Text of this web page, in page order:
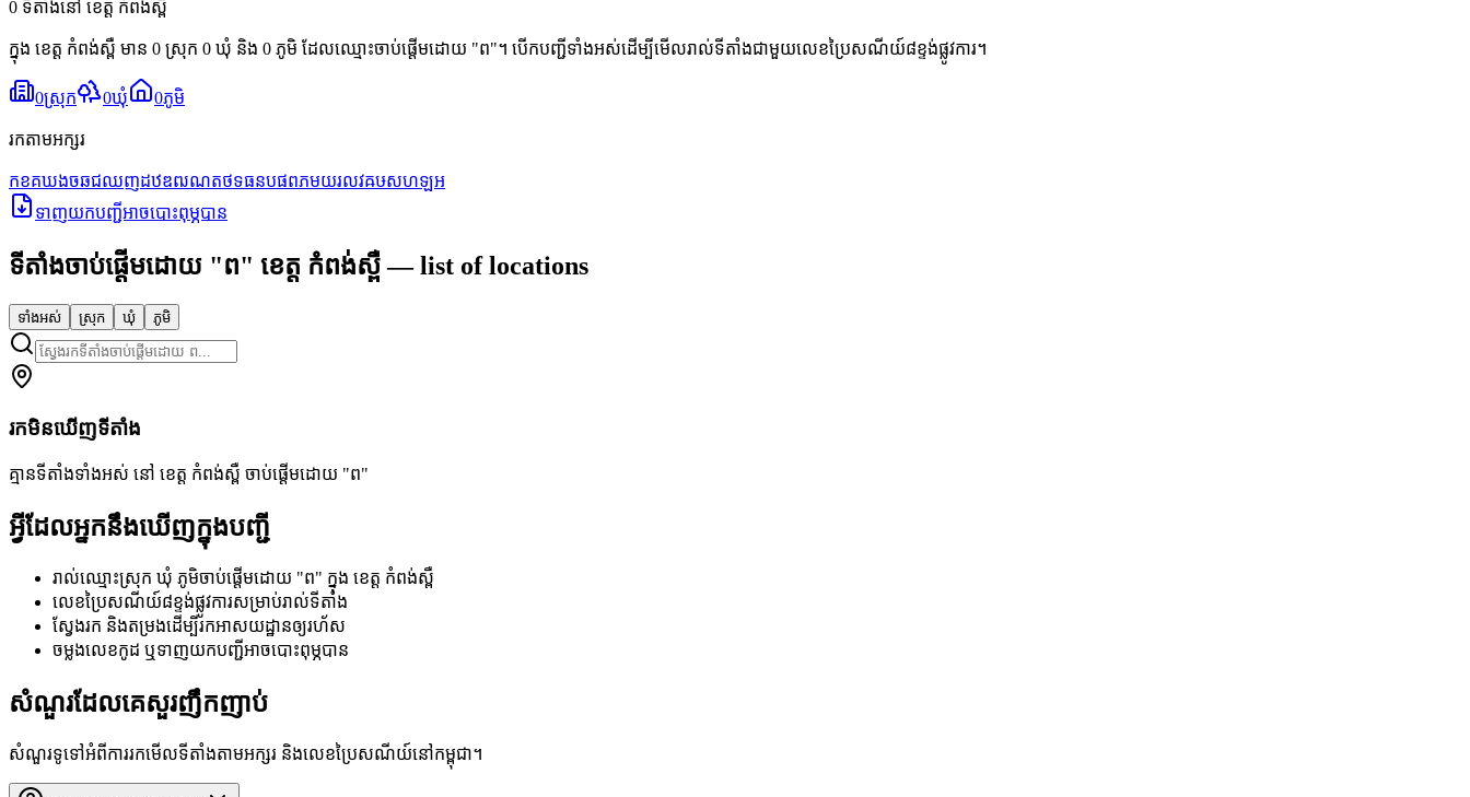
0 ទីតាំងនៅ ខេត្ត កំពង់ស្ពឺ
ក្នុង ខេត្ត កំពង់ស្ពឺ មាន 0 ស្រុក 0 ឃុំ និង 0 ភូមិ ដែលឈ្មោះចាប់ផ្តើមដោយ "ព"។ បើកបញ្ជីទាំងអស់ដើម្បីមើលរាល់ទីតាំងជាមួយលេខប្រៃសណីយ៍៨ខ្ទង់ផ្លូវការ។
0ស្រុក 0ឃុំ 0ភូមិ
រកតាមអក្សរ
កខគឃងចឆជឈញដឋឌឍណតថទធនបផពភមយរលវឝឞសហឡអ
ទាញយកបញ្ជីអាចបោះពុម្ភបាន
ទីតាំងចាប់ផ្តើមដោយ "ព" ខេត្ត កំពង់ស្ពឺ— list of locations
ទាំងអស់ ស្រុក ឃុំ ភូមិ
រកមិនឃើញទីតាំង
គ្មានទីតាំងទាំងអស់ នៅ ខេត្ត កំពង់ស្ពឺ ចាប់ផ្តើមដោយ "ព"
អ្វីដែលអ្នកនឹងឃើញក្នុងបញ្ជី
រាល់ឈ្មោះស្រុក ឃុំ ភូមិចាប់ផ្តើមដោយ "ព" ក្នុង ខេត្ត កំពង់ស្ពឺ
លេខប្រៃសណីយ៍៨ខ្ទង់ផ្លូវការសម្រាប់រាល់ទីតាំង
ស្វែងរក និងតម្រងដើម្បីរកអាសយដ្ឋានឲ្យរហ័ស
ចម្លងលេខកូដ ឬទាញយកបញ្ជីអាចបោះពុម្ភបាន
សំណួរដែលគេសួរញឹកញាប់
សំណួរទូទៅអំពីការរកមើលទីតាំងតាមអក្សរ និងលេខប្រៃសណីយ៍នៅកម្ពុជា។